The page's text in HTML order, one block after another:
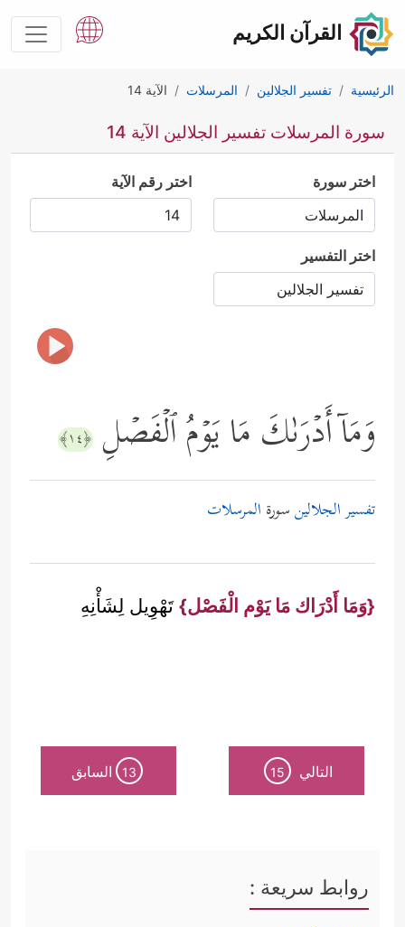
القرآن الكريم
الرئيسية تفسير الجلالين المرسلات الآية 14
سورة المرسلات تفسير الجلالين الآية 14
اختر سورة اختر رقم الآية
اختر التفسير
وَمَاۤ أَدۡرَىٰكَ مَا یَوۡمُ ٱلۡفَصۡلِ ﴿١٤﴾
تفسير الجلالينسورة المرسلات
{وَمَا أَدْرَاك مَا يَوْم الْفَصْل} تَهْوِيل لِشَأْنِهِ
التالي 15
13 السابق
روابط سريعة :